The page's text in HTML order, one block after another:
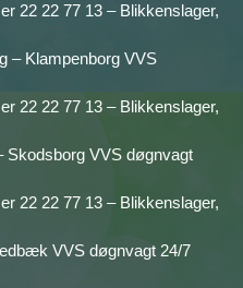
22 22 77 13 – Blikkenslager,
– Klampenborg VVS
22 22 77 13 – Blikkenslager,
Skodsborg VVS døgnvagt
22 22 77 13 – Blikkenslager,
VVS døgnvagt 24/7